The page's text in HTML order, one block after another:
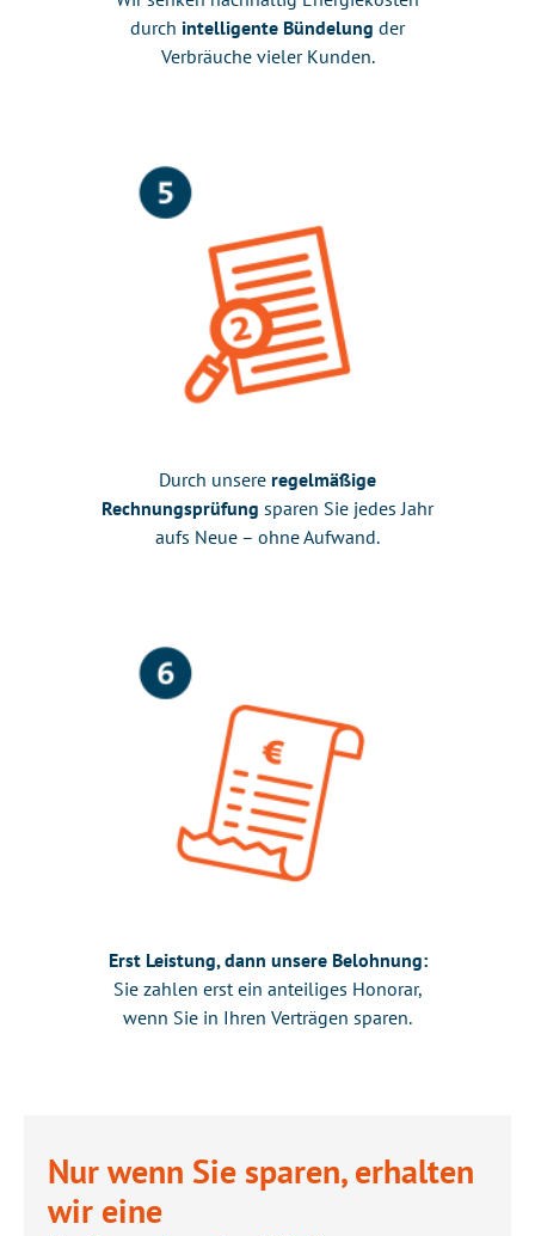
durch intelligente Bündelung der
Verbräuche vieler Kunden.
Durch unsere regelmäßige
Rechnungsprüfung sparen Sie jedes Jahr
aufs Neue – ohne Aufwand.
Erst Leistung, dann unsere Belohnung:
Sie zahlen erst ein anteiliges Honorar,
wenn Sie in Ihren Verträgen sparen.
Nur wenn Sie sparen, erhalten
wir eine